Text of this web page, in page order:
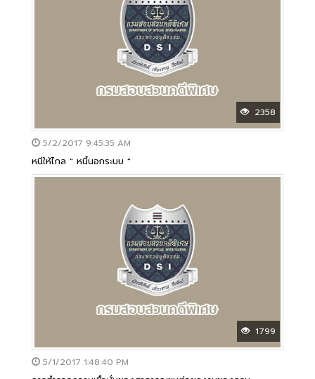
2358
5/2/2017 9:45:35 AM
หนีให้ไกล " หนี้นอกระบบ "
1799
5/1/2017 1:48:40 PM